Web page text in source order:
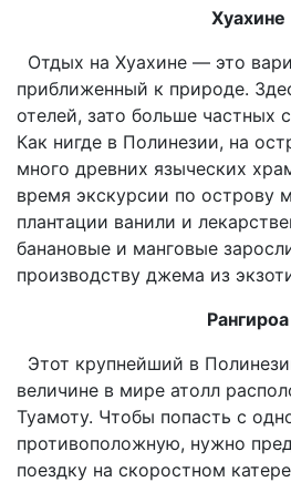
Хуахине
Отдых на Хуахине — это
приближенный к природе.
отелей, зато больше частных
Как нигде в Полинезии, на
много древних языческих
время экскурсии по острову
плантации ванили и
банановые и манговые
производству джема из
Рангироа
Этот крупнейший в
величине в мире атолл
Туамоту. Чтобы попасть с
противоположную, нужно
поездку на скоростном